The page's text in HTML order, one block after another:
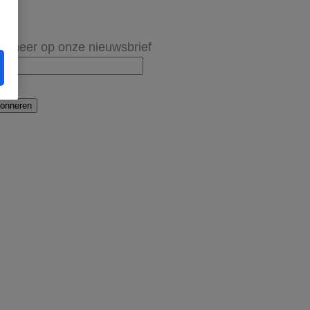
op onze nieuwsbrief